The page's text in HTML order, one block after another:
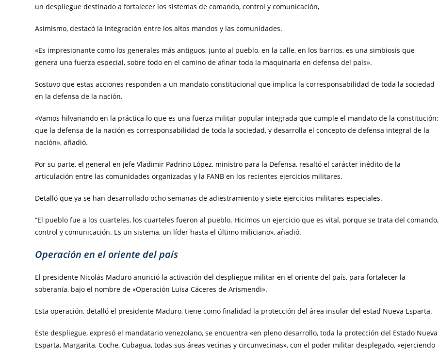
un despliegue destinado a fortalecer los sistemas de comando, control y comunicación,
Asimismo, destacó la integración entre los altos mandos y las comunidades.
«Es impresionante como los generales más antiguos, junto al pueblo, en la calle, en los barrios, es una simbiosis que
genera una fuerza especial, sobre todo en el camino de afinar toda la maquinaria en defensa del país».
Sostuvo que estas acciones responden a un mandato constitucional que implica la corresponsabilidad de toda la sociedad
en la defensa de la nación.
«Vamos hilvanando en la práctica lo que es una fuerza militar popular integrada que cumple el mandato de la constitución:
que la defensa de la nación es corresponsabilidad de toda la sociedad, y desarrolla el concepto de defensa integral de la
nación», añadió.
Por su parte, el general en jefe Vladimir Padrino López, ministro para la Defensa, resaltó el carácter inédito de la
articulación entre las comunidades organizadas y la FANB en los recientes ejercicios militares.
Detalló que ya se han desarrollado ocho semanas de adiestramiento y siete ejercicios militares especiales.
“El pueblo fue a los cuarteles, los cuarteles fueron al pueblo. Hicimos un ejercicio que es vital, porque se trata del comando,
control y comunicación. Es un sistema, un líder hasta el último miliciano», añadió.
Operación en el oriente del país
El presidente Nicolás Maduro anunció la activación del despliegue militar en el oriente del país, para fortalecer la
soberanía, bajo el nombre de «Operación Luisa Cáceres de Arismendi».
Esta operación, detalló el presidente Maduro, tiene como finalidad la protección del área insular del estad Nueva Esparta.
Este despliegue, expresó el mandatario venezolano, se encuentra «en pleno desarrollo, toda la protección del Estado Nueva
Esparta, Margarita, Coche, Cubagua, todas sus áreas vecinas y circunvecinas», con el poder militar desplegado, «ejerciendo